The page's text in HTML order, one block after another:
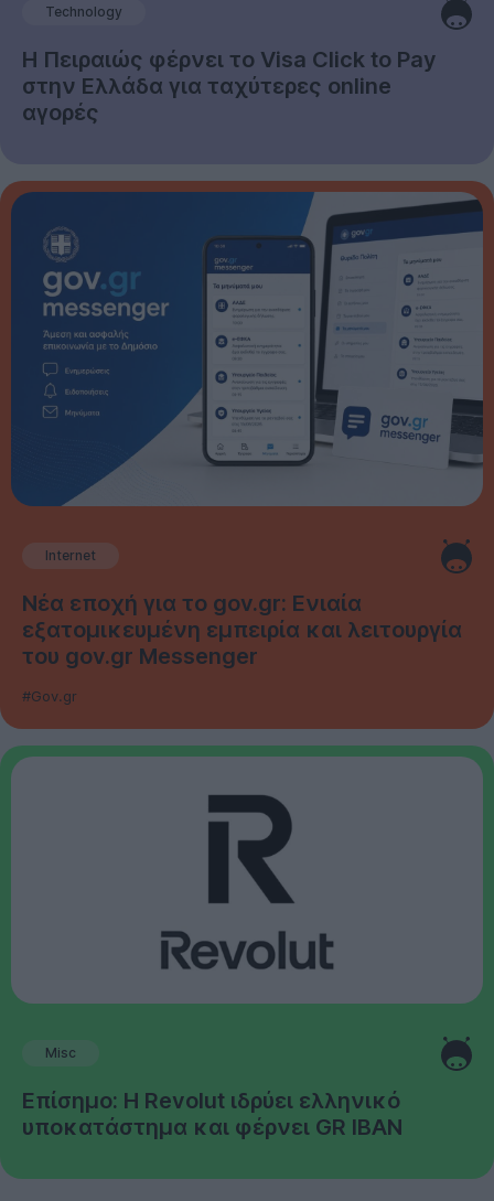
Technology
Η Πειραιώς φέρνει το Visa Click to Pay
στην Ελλάδα για ταχύτερες online
αγορές
Internet
Νέα εποχή για το gov.gr: Ενιαία
εξατομικευμένη εμπειρία και λειτουργία
του gov.gr Messenger
#Gov.gr
Misc
Επίσημο: Η Revolut ιδρύει ελληνικό
υποκατάστημα και φέρνει GR IBAN